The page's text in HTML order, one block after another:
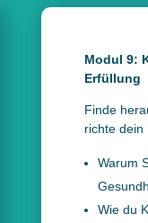
Modul 9:
Erfüllung
Finde
richte dein
Warum
Wie du